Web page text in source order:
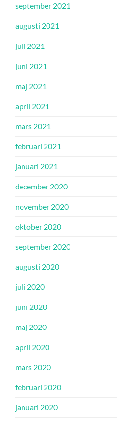
september 2021
augusti 2021
juli 2021
juni 2021
maj 2021
april 2021
mars 2021
februari 2021
januari 2021
december 2020
november 2020
oktober 2020
september 2020
augusti 2020
juli 2020
juni 2020
maj 2020
april 2020
mars 2020
februari 2020
januari 2020